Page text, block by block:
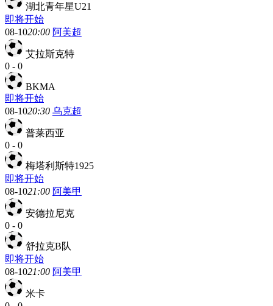
湖北青年星U21
即将开始
08-1020:00 阿美超
艾拉斯克特
0 - 0
BKMA
即将开始
08-1020:30 乌克超
普莱西亚
0 - 0
梅塔利斯特1925
即将开始
08-1021:00 阿美甲
安德拉尼克
0 - 0
舒拉克B队
即将开始
08-1021:00 阿美甲
米卡